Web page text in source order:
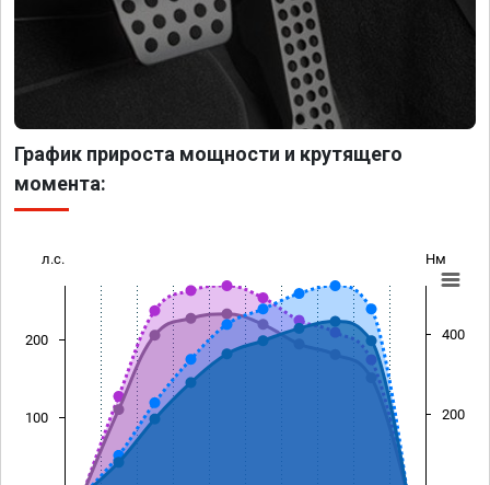
График прироста мощности и крутящего
момента:
л.с. Нм
100
200
200
400